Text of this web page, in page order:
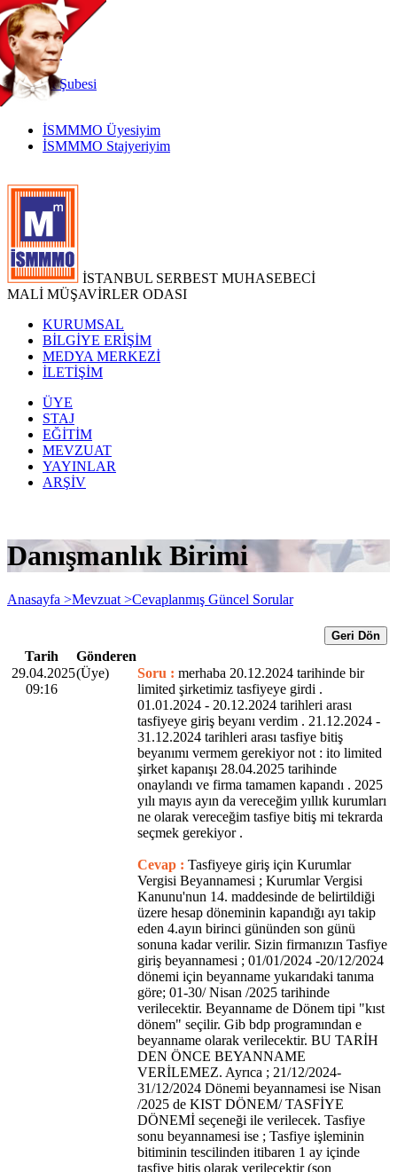
TR
|
EN
İnternetŞubesi
İSMMMO Üyesiyim
İSMMMO Stajyeriyim
İSTANBUL SERBEST MUHASEBECİ
MALİ MÜŞAVİRLER ODASI
KURUMSAL
BİLGİYE ERİŞİM
MEDYA MERKEZİ
İLETİŞİM
ÜYE
STAJ
EĞİTİM
MEVZUAT
YAYINLAR
ARŞİV
Danışmanlık Birimi
Anasayfa >Mevzuat >Cevaplanmış Güncel Sorular
Geri Dön
Tarih
Gönderen
29.04.2025
09:16
(Üye) Soru : merhaba 20.12.2024 tarihinde bir
limited şirketimiz tasfiyeye girdi .
01.01.2024 - 20.12.2024 tarihleri arası
tasfiyeye giriş beyanı verdim . 21.12.2024 -
31.12.2024 tarihleri arası tasfiye bitiş
beyanımı vermem gerekiyor not : ito limited
şirket kapanışı 28.04.2025 tarihinde
onaylandı ve firma tamamen kapandı . 2025
yılı mayıs ayın da vereceğim yıllık kurumları
ne olarak vereceğim tasfiye bitiş mi tekrarda
seçmek gerekiyor .
Cevap : Tasfiyeye giriş için Kurumlar
Vergisi Beyannamesi ; Kurumlar Vergisi
Kanunu'nun 14. maddesinde de belirtildiği
üzere hesap döneminin kapandığı ayı takip
eden 4.ayın birinci gününden son günü
sonuna kadar verilir. Sizin firmanızın Tasfiye
giriş beyannamesi ; 01/01/2024 -20/12/2024
dönemi için beyanname yukarıdaki tanıma
göre; 01-30/ Nisan /2025 tarihinde
verilecektir. Beyanname de Dönem tipi "kıst
dönem" seçilir. Gib bdp programından e
beyanname olarak verilecektir. BU TARİH
DEN ÖNCE BEYANNAME
VERİLEMEZ. Ayrıca ; 21/12/2024-
31/12/2024 Dönemi beyannamesi ise Nisan
/2025 de KIST DÖNEM/ TASFİYE
DÖNEMİ seçeneği ile verilecek. Tasfiye
sonu beyannamesi ise ; Tasfiye işleminin
bitiminin tescilinden itibaren 1 ay içinde
tasfiye bitiş olarak verilecektir (son